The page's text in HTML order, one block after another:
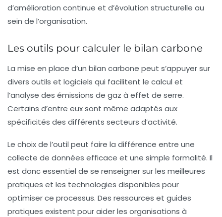
d’amélioration continue et d’évolution structurelle au
sein de l’organisation.
Les outils pour calculer le bilan carbone
La mise en place d’un bilan carbone peut s’appuyer sur
divers outils et logiciels qui facilitent le calcul et
l’analyse des émissions de gaz à effet de serre.
Certains d’entre eux sont même adaptés aux
spécificités des différents secteurs d’activité.
Le choix de l’outil peut faire la différence entre une
collecte de données efficace et une simple formalité. Il
est donc essentiel de se renseigner sur les meilleures
pratiques et les technologies disponibles pour
optimiser ce processus. Des ressources et guides
pratiques existent pour aider les organisations à